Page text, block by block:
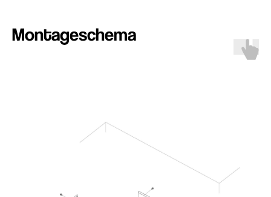
Montageschema
Abonniere und folge
ZU INSTAGRAM